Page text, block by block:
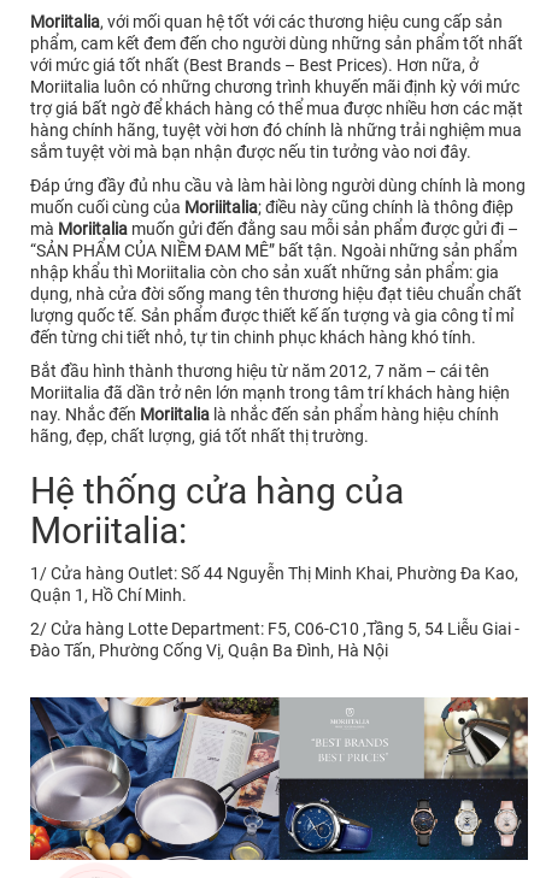
Moriitalia, với mối quan hệ tốt với các thương hiệu cung cấp sản
phẩm, cam kết đem đến cho người dùng những sản phẩm tốt nhất
với mức giá tốt nhất (Best Brands – Best Prices). Hơn nữa, ở
Moriitalia luôn có những chương trình khuyến mãi định kỳ với mức
trợ giá bất ngờ để khách hàng có thể mua được nhiều hơn các mặt
hàng chính hãng, tuyệt vời hơn đó chính là những trải nghiệm mua
sắm tuyệt vời mà bạn nhận được nếu tin tưởng vào nơi đây.
Đáp ứng đầy đủ nhu cầu và làm hài lòng người dùng chính là mong
muốn cuối cùng của Moriiitalia; điều này cũng chính là thông điệp
mà Moriitalia muốn gửi đến đằng sau mỗi sản phẩm được gửi đi –
“SẢN PHẨM CỦA NIỀM ĐAM MÊ” bất tận. Ngoài những sản phẩm
nhập khẩu thì Moriitalia còn cho sản xuất những sản phẩm: gia
dụng, nhà cửa đời sống mang tên thương hiệu đạt tiêu chuẩn chất
lượng quốc tế. Sản phẩm được thiết kế ấn tượng và gia công tỉ mỉ
đến từng chi tiết nhỏ, tự tin chinh phục khách hàng khó tính.
Bắt đầu hình thành thương hiệu từ năm 2012, 7 năm – cái tên
Moriitalia đã dần trở nên lớn mạnh trong tâm trí khách hàng hiện
nay. Nhắc đến Moriitalia là nhắc đến sản phẩm hàng hiệu chính
hãng, đẹp, chất lượng, giá tốt nhất thị trường.
Hệ thống cửa hàng của
Moriitalia:
1/ Cửa hàng Outlet: Số 44 Nguyễn Thị Minh Khai, Phường Đa Kao,
Quận 1, Hồ Chí Minh.
2/ Cửa hàng Lotte Department: F5, C06-C10 ,Tầng 5, 54 Liễu Giai -
Đào Tấn, Phường Cống Vị, Quận Ba Đình, Hà Nội